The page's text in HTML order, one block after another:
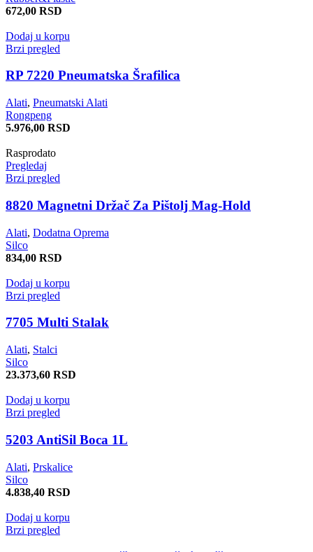
672,00 RSD
Dodaj u korpu
Brzi pregled
RP 7220 Pneumatska Šrafilica
Alati, Pneumatski Alati
Rongpeng
5.976,00 RSD
Rasprodato
Pregledaj
Brzi pregled
8820 Magnetni Držač Za Pištolj Mag-Hold
Alati, Dodatna Oprema
Silco
834,00 RSD
Dodaj u korpu
Brzi pregled
7705 Multi Stalak
Alati, Stalci
Silco
23.373,60 RSD
Dodaj u korpu
Brzi pregled
5203 AntiSil Boca 1L
Alati, Prskalice
Silco
4.838,40 RSD
Dodaj u korpu
Brzi pregled